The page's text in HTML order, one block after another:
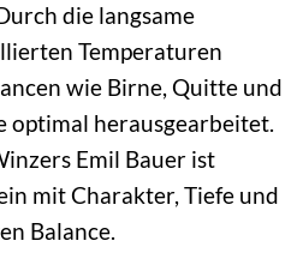
die langsame
Temperaturen
wie Birne, Quitte und
optimal herausgearbeitet.
Emil Bauer ist
mit Charakter, Tiefe und
Balance.